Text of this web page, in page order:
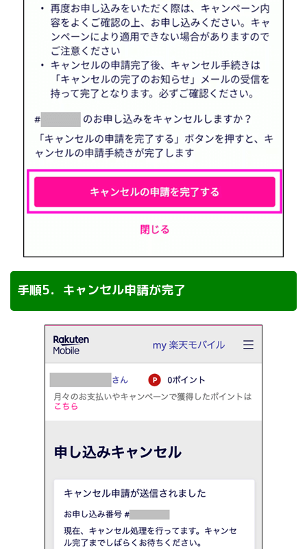
手順5．キャンセル申請が完了